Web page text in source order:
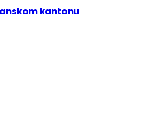
kantonu